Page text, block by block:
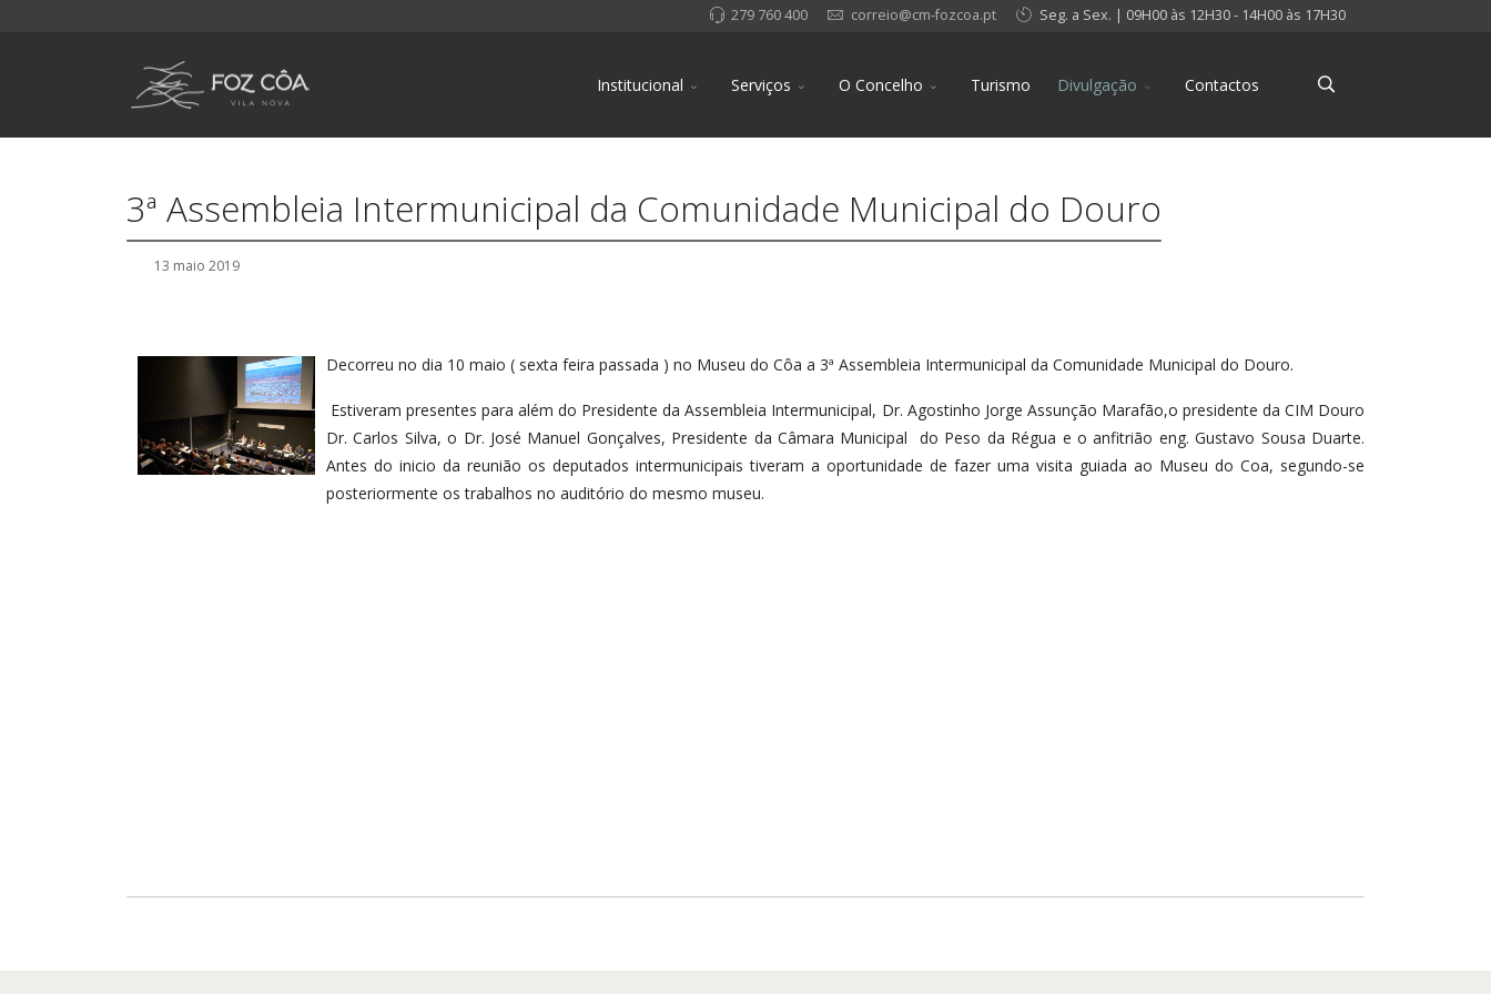
279 760 400 correio@cm-fozcoa.pt Seg. a Sex. | 09H00 às 12H30 - 14H00 às 17H30
Institucional Serviços O Concelho Turismo Divulgação Contactos
3ª Assembleia Intermunicipal da Comunidade Municipal do Douro
13 maio 2019
Decorreu no dia 10 maio ( sexta feira passada ) no Museu do Côa a 3ª Assembleia Intermunicipal da Comunidade Municipal do Douro.
Estiveram presentes para além do Presidente da Assembleia Intermunicipal, Dr. Agostinho Jorge Assunção Marafão,o presidente da CIM Douro
Dr. Carlos Silva, o Dr. José Manuel Gonçalves, Presidente da Câmara Municipal do Peso da Régua e o anfitrião eng. Gustavo Sousa Duarte.
Antes do inicio da reunião os deputados intermunicipais tiveram a oportunidade de fazer uma visita guiada ao Museu do Coa, segundo-se
posteriormente os trabalhos no auditório do mesmo museu.